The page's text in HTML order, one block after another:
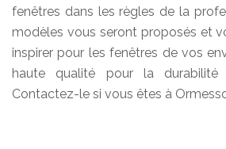
fenêtres dans les règles de la
modèles vous seront proposés et
inspirer pour les fenêtres de vos
haute qualité pour la durabilité
Contactez-le si vous êtes à